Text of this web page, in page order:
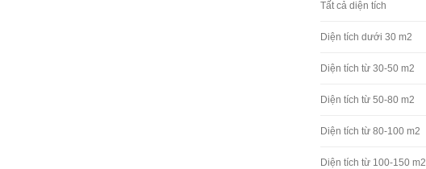
Tất cả diện tích
Diện tích dưới 30 m2
Diện tích từ 30-50 m2
Diện tích từ 50-80 m2
Diện tích từ 80-100 m2
Diện tích từ 100-150 m2